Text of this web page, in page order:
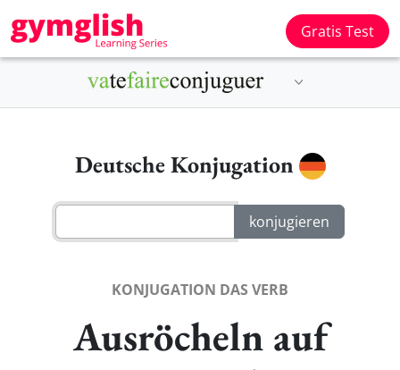
Gratis Test
Deutsche Konjugation
KONJUGATION DAS VERB
Ausröcheln auf